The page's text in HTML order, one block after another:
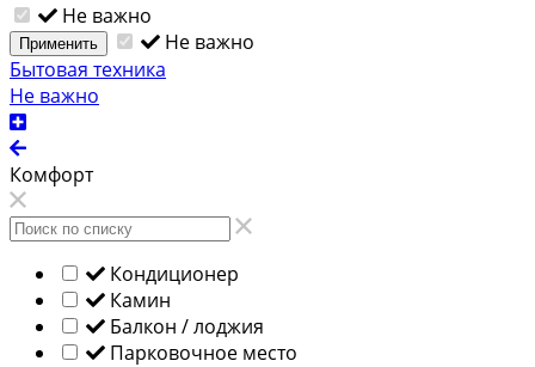
Не важно
Применить
Не важно
Бытовая техника
Не важно
Комфорт
Кондиционер
Камин
Балкон / лоджия
Парковочное место